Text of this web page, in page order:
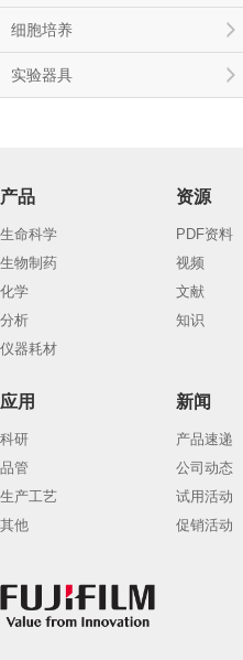
细胞培养
实验器具
产品
生命科学
生物制药
化学
分析
仪器耗材
资源
PDF资料
视频
文献
知识
应用
科研
品管
生产工艺
其他
新闻
产品速递
公司动态
试用活动
促销活动